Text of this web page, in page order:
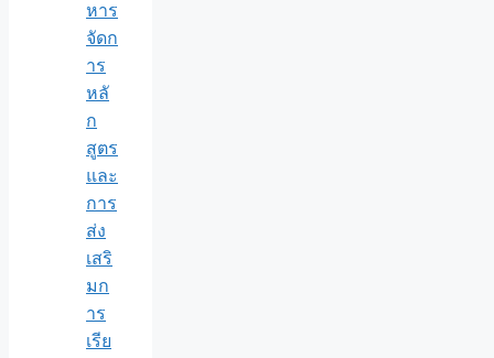
หาร
จัดก
าร
หลั
ก
สูตร
และ
การ
ส่ง
เสริ
มก
าร
เรีย